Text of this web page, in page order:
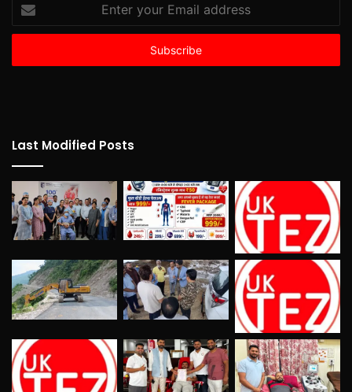
your
Email
Last Modified Posts